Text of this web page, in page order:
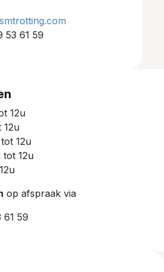
53 61 59
12u
12u
12u
tot 12u
op afspraak via
61 59